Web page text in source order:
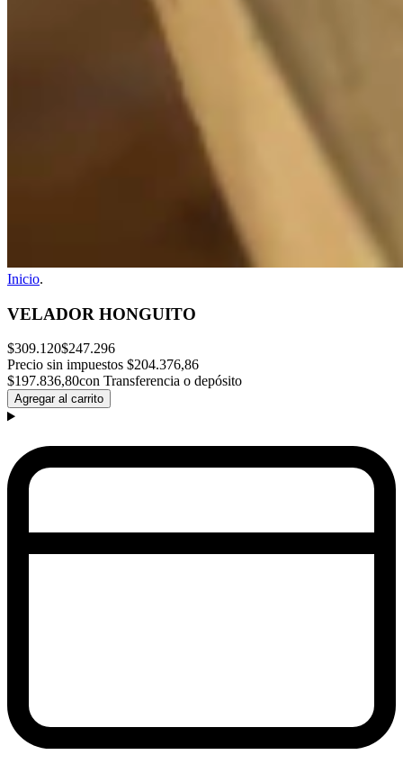
Inicio.
VELADOR HONGUITO
$309.120$247.296
Precio sin impuestos $204.376,86
$197.836,80con Transferencia o depósito
Agregar al carrito